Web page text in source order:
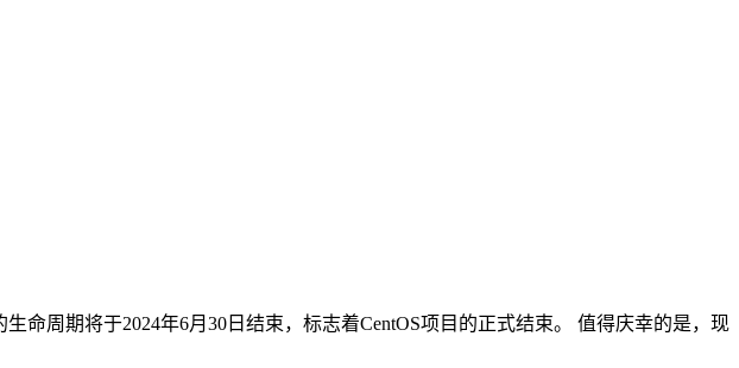
命周期将于2024年6月30日结束，标志着CentOS项目的正式结束。 值得庆幸的是，现